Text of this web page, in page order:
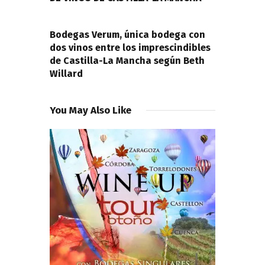
Bodegas Verum, única bodega con
dos vinos entre los imprescindibles
de Castilla-La Mancha según Beth
Willard
You May Also Like